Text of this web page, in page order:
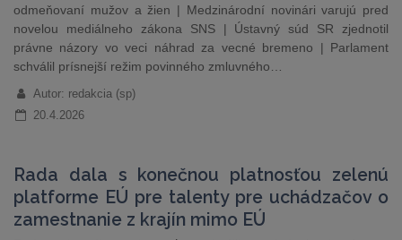
odmeňovaní mužov a žien | Medzinárodní novinári varujú pred
novelou mediálneho zákona SNS | Ústavný súd SR zjednotil
právne názory vo veci náhrad za vecné bremeno | Parlament
schválil prísnejší režim povinného zmluvného…
Autor: redakcia (sp)
20.4.2026
Rada dala s konečnou platnosťou zelenú
platforme EÚ pre talenty pre uchádzačov o
zamestnanie z krajín mimo EÚ